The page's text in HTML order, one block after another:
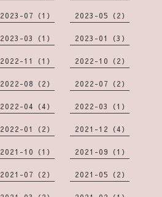
2023-07（1） 2023-05（2）
2023-03（1） 2023-01（3）
2022-11（1） 2022-10（2）
2022-08（2） 2022-07（2）
2022-04（4） 2022-03（1）
2022-01（2） 2021-12（4）
2021-10（1） 2021-09（1）
2021-07（2） 2021-05（2）